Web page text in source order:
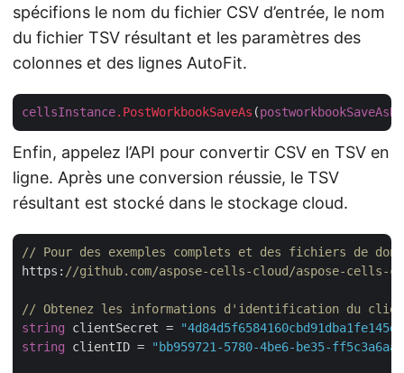
spécifions le nom du fichier CSV d’entrée, le nom
du fichier TSV résultant et les paramètres des
colonnes et des lignes AutoFit.
cellsInstance.PostWorkbookSaveAs (
Enfin, appelez l’API pour convertir CSV en TSV en
ligne. Après une conversion réussie, le TSV
résultant est stocké dans le stockage cloud.
// Pour des exemples complets et des fichiers de
https: //github.com/aspose-cells-cloud/aspose-cells-
// Obtenez les informations d'identification du
string clientSecret =
string clientID = "bb959721-5780-4be6-be35-